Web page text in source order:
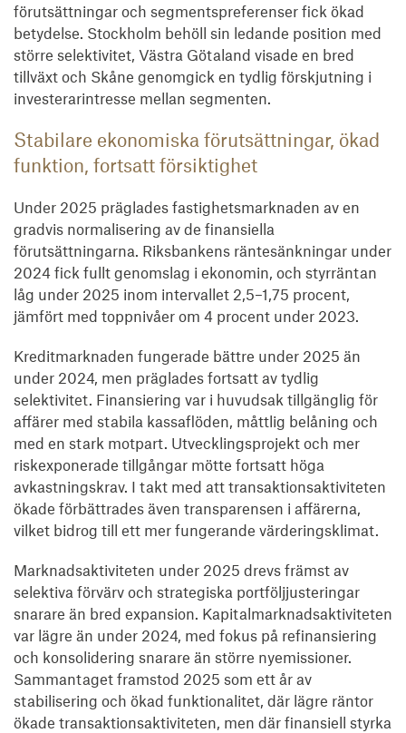
förutsättningar och segmentspreferenser fick ökad
betydelse. Stockholm behöll sin ledande position med
större selektivitet, Västra Götaland visade en bred
tillväxt och Skåne genomgick en tydlig förskjutning i
investerarintresse mellan segmenten.
Stabilare ekonomiska förutsättningar, ökad
funktion, fortsatt försiktighet
Under 2025 präglades fastighetsmarknaden av en
gradvis normalisering av de finansiella
förutsättningarna. Riksbankens räntesänkningar under
2024 fick fullt genomslag i ekonomin, och styrräntan
låg under 2025 inom intervallet 2,5–1,75 procent,
jämfört med toppnivåer om 4 procent under 2023.
Kreditmarknaden fungerade bättre under 2025 än
under 2024, men präglades fortsatt av tydlig
selektivitet. Finansiering var i huvudsak tillgänglig för
affärer med stabila kassaflöden, måttlig belåning och
med en stark motpart. Utvecklingsprojekt och mer
riskexponerade tillgångar mötte fortsatt höga
avkastningskrav. I takt med att transaktionsaktiviteten
ökade förbättrades även transparensen i affärerna,
vilket bidrog till ett mer fungerande värderingsklimat.
Marknadsaktiviteten under 2025 drevs främst av
selektiva förvärv och strategiska portföljjusteringar
snarare än bred expansion. Kapitalmarknadsaktiviteten
var lägre än under 2024, med fokus på refinansiering
och konsolidering snarare än större nyemissioner.
Sammantaget framstod 2025 som ett år av
stabilisering och ökad funktionalitet, där lägre räntor
ökade transaktionsaktiviteten, men där finansiell styrka